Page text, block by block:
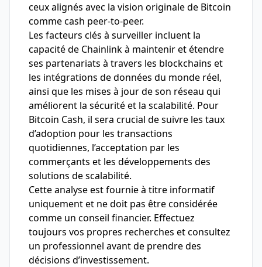
ceux alignés avec la vision originale de Bitcoin
comme cash peer-to-peer.
Les facteurs clés à surveiller incluent la
capacité de Chainlink à maintenir et étendre
ses partenariats à travers les blockchains et
les intégrations de données du monde réel,
ainsi que les mises à jour de son réseau qui
améliorent la sécurité et la scalabilité. Pour
Bitcoin Cash, il sera crucial de suivre les taux
d’adoption pour les transactions
quotidiennes, l’acceptation par les
commerçants et les développements des
solutions de scalabilité.
Cette analyse est fournie à titre informatif
uniquement et ne doit pas être considérée
comme un conseil financier. Effectuez
toujours vos propres recherches et consultez
un professionnel avant de prendre des
décisions d’investissement.